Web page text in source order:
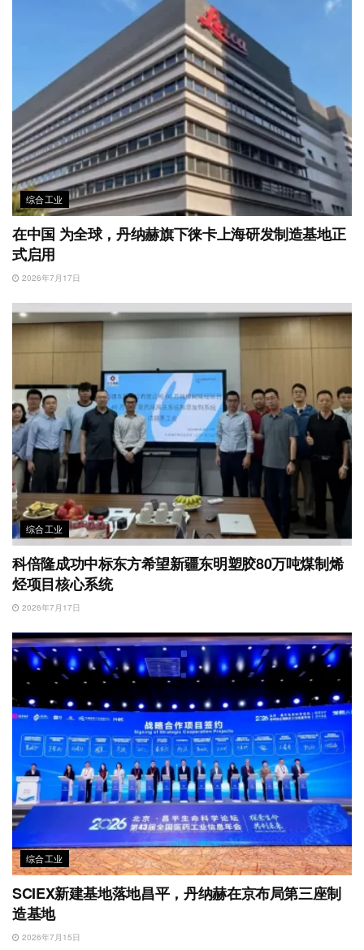
综合工业
在中国 为全球，丹纳赫旗下徕卡上海研发制造基地正
式启用
2026年7月17日
综合工业
科倍隆成功中标东方希望新疆东明塑胶80万吨煤制烯
烃项目核心系统
2026年7月17日
综合工业
SCIEX新建基地落地昌平，丹纳赫在京布局第三座制
造基地
2026年7月15日